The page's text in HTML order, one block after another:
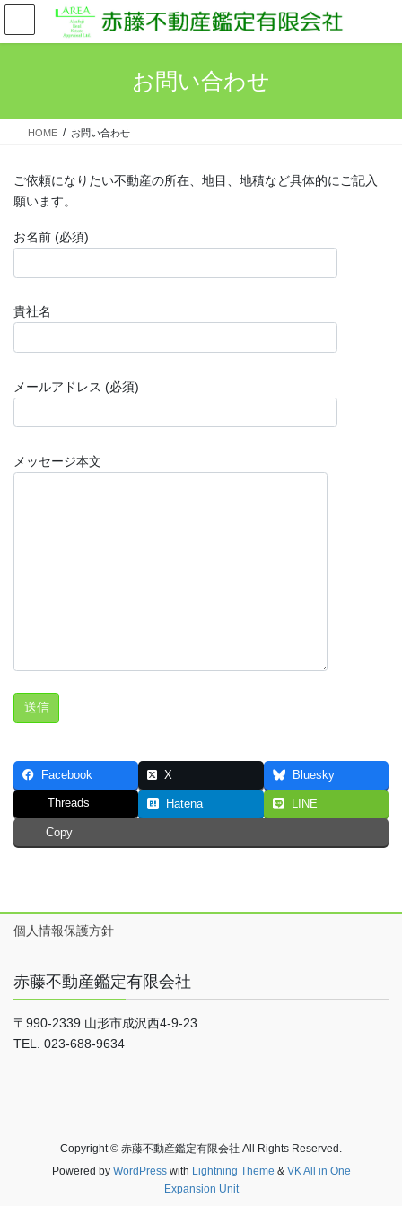
コ
テ
ス
ナ
ゲ
ン
お問い合わせ
HOME お問い合わせ
ご依頼になりたい不動産の所在、地目、地積など具体的にご記入
願います。
お名前 (必須)
貴社名
メールアドレス (必須)
メッセージ本文
Facebook X Bluesky
Threads Hatena LINE
Copy
個人情報保護方針
赤藤不動産鑑定有限会社
〒990-2339 山形市成沢西4-9-23
TEL. 023-688-9634
Copyright © 赤藤不動産鑑定有限会社 All Rights Reserved.
Powered by WordPresswith Lightning Theme & VK All in One
Expansion Unit